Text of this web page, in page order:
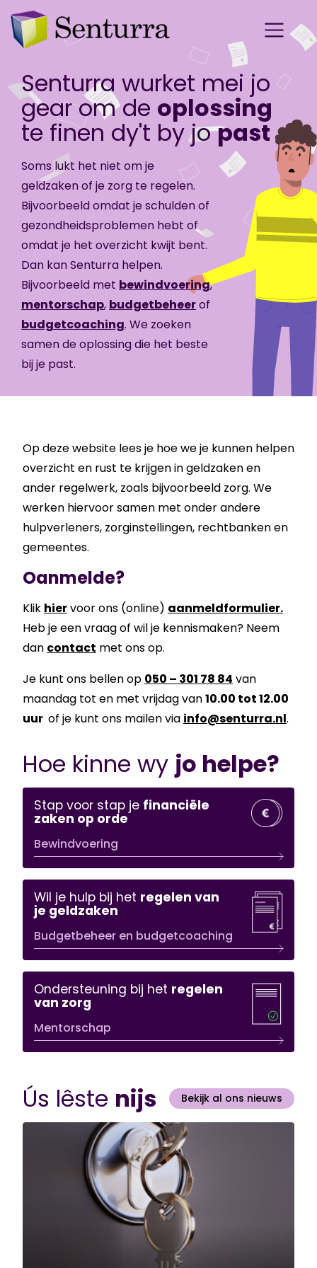
Senturra wurket mei jo
gear om de oplossing
te finen dy't by jopast
Soms lukt het niet om je
geldzaken of je zorg te regelen.
Bijvoorbeeld omdat je schulden of
gezondheidsproblemen hebt of
omdat je het overzicht kwijt bent.
Dan kan Senturra helpen.
Bijvoorbeeld met bewindvoering,
mentorschap, budgetbeheerof
budgetcoaching. We zoeken
samen de oplossing die het beste
bij je past.
Op deze website lees je hoe we je kunnen helpen
overzicht en rust te krijgen in geldzaken en
ander regelwerk, zoals bijvoorbeeld zorg. We
werken hiervoor samen met onder andere
hulpverleners, zorginstellingen, rechtbanken en
gemeentes.
Oanmelde?
Klik hiervoor ons (online) aanmeldformulier.
Heb je een vraag of wil je kennismaken? Neem
dan contact met ons op.
Je kunt ons bellen op 050 – 301 78 84 van
maandag tot en met vrijdag van10.00 tot 12.00
uur of je kunt ons mailen via info@senturra.nl.
Hoe kinne wy jo helpe?
Stap voor stap je financiële
zaken op orde
Bewindvoering
Wil je hulp bij het regelen van
je geldzaken
Budgetbeheer en budgetcoaching
Ondersteuning bij het regelen
van zorg
Mentorschap
Ús lêste nijs Bekijk al ons nieuws